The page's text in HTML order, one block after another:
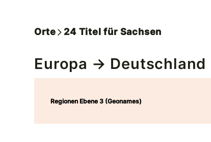
Orte 24Titel für Sachsen
Europa → Deutschland
Regionen Ebene 3 (Geonames)